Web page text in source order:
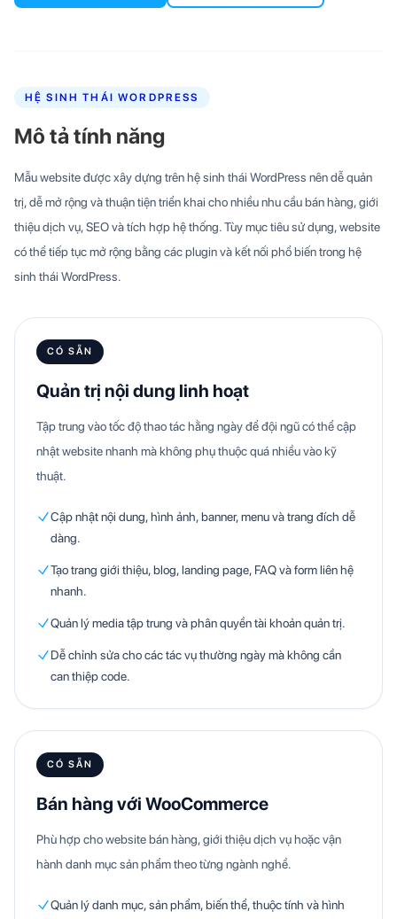
HỆ SINH THÁI WORDPRESS
Mô tả tính năng
Mẫu website được xây dựng trên hệ sinh thái WordPress nên dễ quản
trị, dễ mở rộng và thuận tiện triển khai cho nhiều nhu cầu bán hàng, giới
thiệu dịch vụ, SEO và tích hợp hệ thống. Tùy mục tiêu sử dụng, website
có thể tiếp tục mở rộng bằng các plugin và kết nối phổ biến trong hệ
sinh thái WordPress.
CÓ SẴN
Quản trị nội dung linh hoạt
Tập trung vào tốc độ thao tác hằng ngày để đội ngũ có thể cập
nhật website nhanh mà không phụ thuộc quá nhiều vào kỹ
thuật.
Cập nhật nội dung, hình ảnh, banner, menu và trang đích dễ
dàng.
Tạo trang giới thiệu, blog, landing page, FAQ và form liên hệ
nhanh.
Quản lý media tập trung và phân quyền tài khoản quản trị.
Dễ chỉnh sửa cho các tác vụ thường ngày mà không cần
can thiệp code.
CÓ SẴN
Bán hàng với WooCommerce
Phù hợp cho website bán hàng, giới thiệu dịch vụ hoặc vận
hành danh mục sản phẩm theo từng ngành nghề.
Quản lý danh mục, sản phẩm, biến thể, thuộc tính và hình